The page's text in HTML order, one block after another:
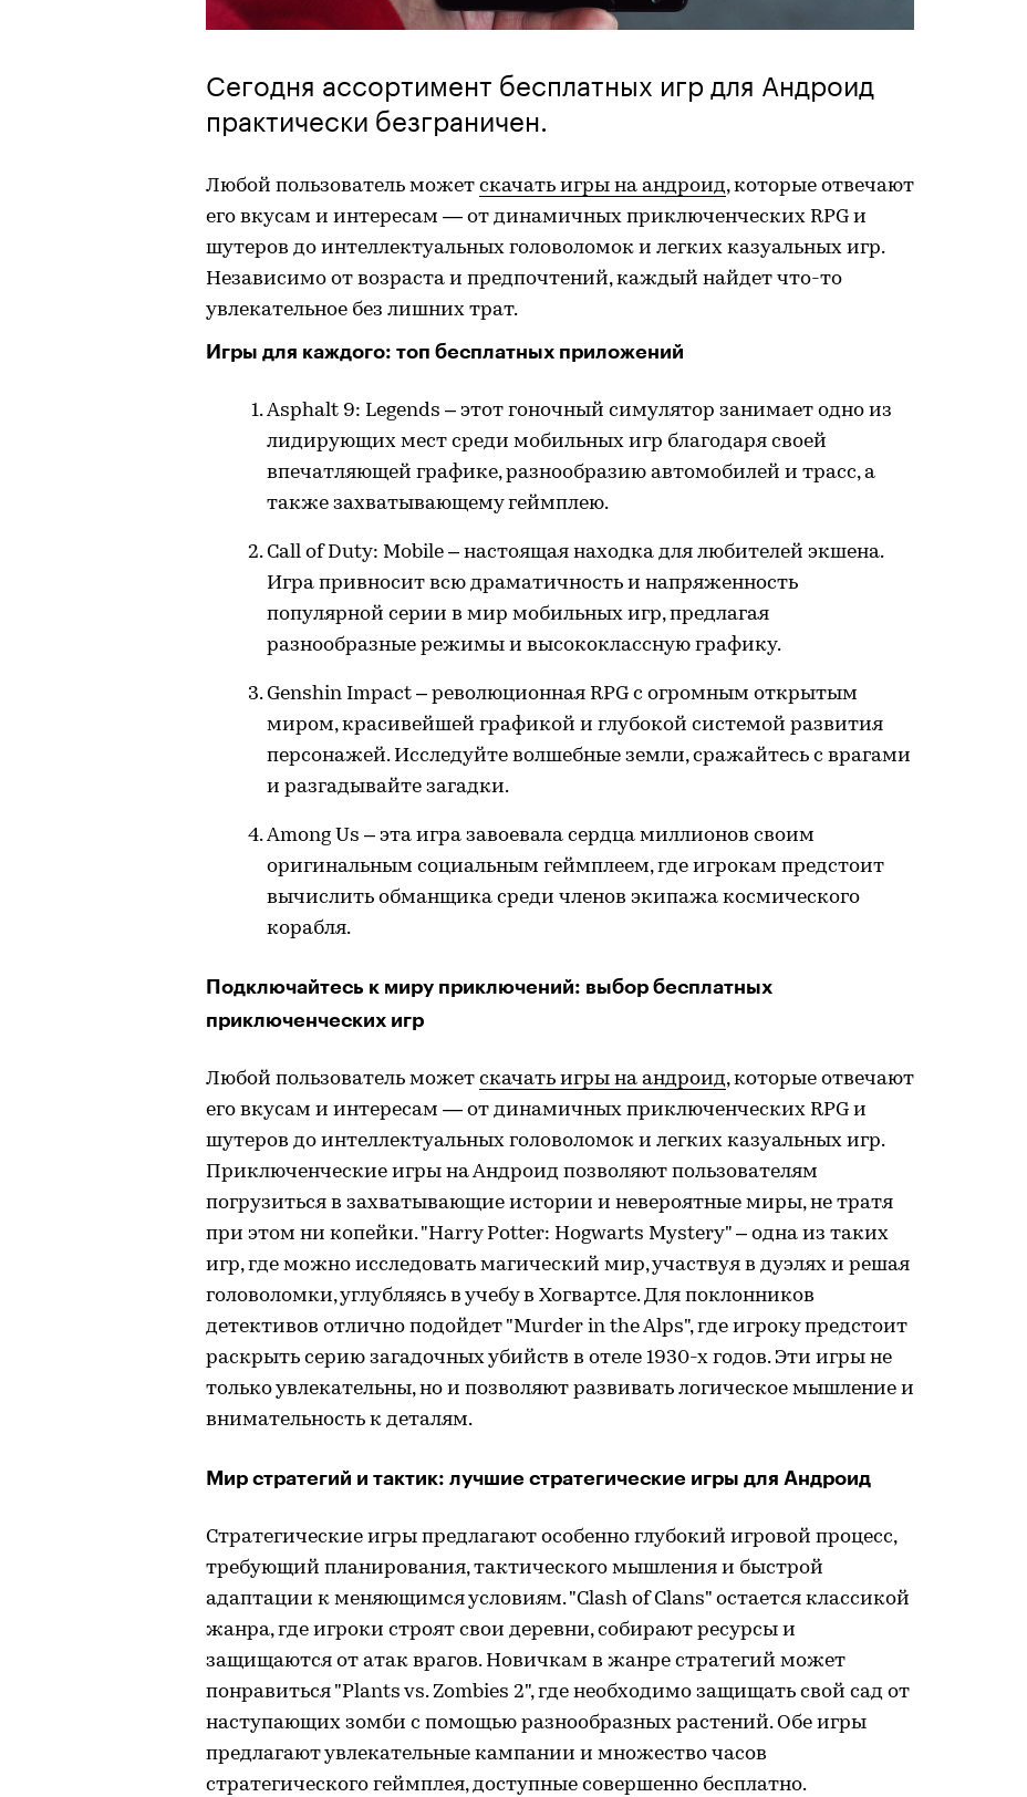
Сегодня ассортимент бесплатных игр для Андроид
практически безграничен.
Любой пользователь может скачать игры на андроид, которые отвечают
его вкусам и интересам — от динамичных приключенческих RPG и
шутеров до интеллектуальных головоломок и легких казуальных игр.
Независимо от возраста и предпочтений, каждый найдет что-то
увлекательное без лишних трат.
Игры для каждого: топ бесплатных приложений
Asphalt 9: Legends – этот гоночный симулятор занимает одно из
лидирующих мест среди мобильных игр благодаря своей
впечатляющей графике, разнообразию автомобилей и трасс, а
также захватывающему геймплею.
Call of Duty: Mobile – настоящая находка для любителей экшена.
Игра привносит всю драматичность и напряженность
популярной серии в мир мобильных игр, предлагая
разнообразные режимы и высококлассную графику.
Genshin Impact – революционная RPG с огромным открытым
миром, красивейшей графикой и глубокой системой развития
персонажей. Исследуйте волшебные земли, сражайтесь с врагами
и разгадывайте загадки.
Among Us – эта игра завоевала сердца миллионов своим
оригинальным социальным геймплеем, где игрокам предстоит
вычислить обманщика среди членов экипажа космического
корабля.
Подключайтесь к миру приключений: выбор бесплатных
приключенческих игр
Любой пользователь может скачать игры на андроид, которые отвечают
его вкусам и интересам — от динамичных приключенческих RPG и
шутеров до интеллектуальных головоломок и легких казуальных игр.
Приключенческие игры на Андроид позволяют пользователям
погрузиться в захватывающие истории и невероятные миры, не тратя
при этом ни копейки. "Harry Potter: Hogwarts Mystery" – одна из таких
игр, где можно исследовать магический мир, участвуя в дуэлях и решая
головоломки, углубляясь в учебу в Хогвартсе. Для поклонников
детективов отлично подойдет "Murder in the Alps", где игроку предстоит
раскрыть серию загадочных убийств в отеле 1930-х годов. Эти игры не
только увлекательны, но и позволяют развивать логическое мышление и
внимательность к деталям.
Мир стратегий и тактик: лучшие стратегические игры для Андроид
Стратегические игры предлагают особенно глубокий игровой процесс,
требующий планирования, тактического мышления и быстрой
адаптации к меняющимся условиям. "Clash of Clans" остается классикой
жанра, где игроки строят свои деревни, собирают ресурсы и
защищаются от атак врагов. Новичкам в жанре стратегий может
понравиться "Plants vs. Zombies 2", где необходимо защищать свой сад от
наступающих зомби с помощью разнообразных растений. Обе игры
предлагают увлекательные кампании и множество часов
стратегического геймплея, доступные совершенно бесплатно.